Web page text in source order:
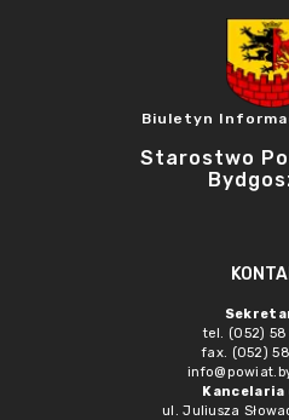
Biuletyn
Starostwo
tel. (052) 58
fax. (052)
Kancelaria
ul. Juliusza